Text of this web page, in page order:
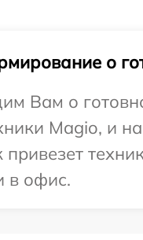
о
Вам о
Magio, и
привезет
в офис.